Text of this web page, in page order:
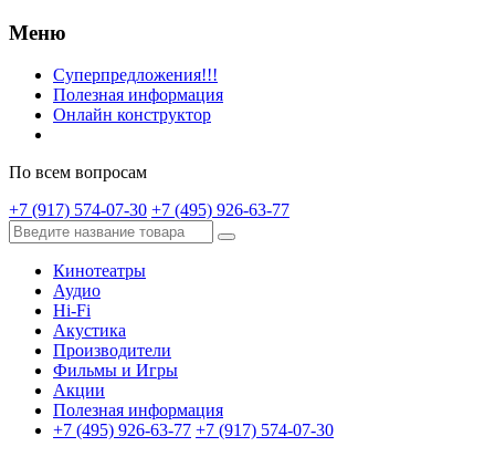
Меню
Суперпредложения!!!
Полезная информация
Онлайн конструктор
По всем вопросам
+7 (917) 574-07-30 +7 (495) 926-63-77
Кинотеатры
Аудио
Hi-Fi
Акустика
Производители
Фильмы и Игры
Акции
Полезная информация
+7 (495) 926-63-77 +7 (917) 574-07-30